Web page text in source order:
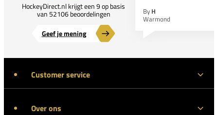
HockeyDirect.nl krijgt een 9 op basis
van 52106 beoordelingen
Geef je mening
By H
Warmond
Customer service
Over ons